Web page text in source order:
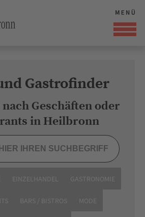
Gastrofinder
nach Geschäften oder
in Heilbronn
EINZELHANDEL GASTRONOMIE
BARS / BISTROS MODE